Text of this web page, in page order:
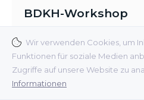
Wir verwenden Cookies, um
Funktionen für soziale Medien
Zugriffe auf unsere Website zu
Informationen
BDKH-Workshop
Vorträge von Patrick
Experte), Ulrica Griffiths
Dr. Stefano Armandi